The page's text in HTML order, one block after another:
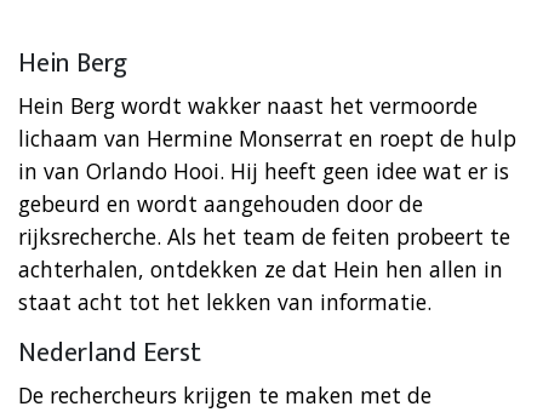
Hein Berg
Hein Berg wordt wakker naast het vermoorde
lichaam van Hermine Monserrat en roept de hulp
in van Orlando Hooi. Hij heeft geen idee wat er is
gebeurd en wordt aangehouden door de
rijksrecherche. Als het team de feiten probeert te
achterhalen, ontdekken ze dat Hein hen allen in
staat acht tot het lekken van informatie.
Nederland Eerst
De rechercheurs krijgen te maken met de